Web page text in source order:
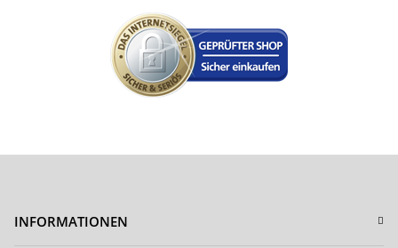
INFORMATIONEN